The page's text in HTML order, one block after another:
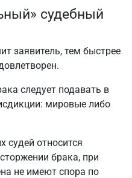
судебный
заявитель, тем быстрее
следует подавать в
мировые либо
судей относится
брака, при
не имеют спора по